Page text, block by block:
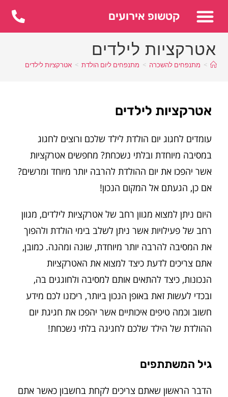
לתוכן
קטשופ אירועים
אטרקציות לילדים
> מתנפחים להשכרה > מתנפחים ליום הולדת > אטרקציות לילדים
אטרקציות לילדים
עומדים לחגוג יום הולדת לילד שלכם ורוצים לחגוג
במסיבה מיוחדת ובלתי נשכחת? מחפשים אטרקציות
אשר יהפכו את יום ההולדת להרבה יותר מיוחד ומרשים?
אם כן, הגעתם אל המקום הנכון!
היום ניתן למצוא מגוון רחב של אטרקציות לילדים, מגוון
רחב של פעילויות אשר ניתן לשלב בימי הולדת ולהפוך
את המסיבה להרבה יותר מיוחדת, שונה ומהנה. כמובן,
אתם צריכים לדעת כיצד למצוא את האטרקציות
הנכונות, כיצד להתאים אותם למסיבה ולחוגגים בה,
ובכדי לעשות זאת באופן הנכון ביותר, ריכזנו לכם מידע
חשוב וכמה טיפים איכותיים אשר יהפכו את חגיגת יום
ההולדת של הילד שלכם לחגיגה בלתי נשכחת!
גיל המשתתפים
הדבר הראשון שאתם צריכים לקחת בחשבון כאשר אתם